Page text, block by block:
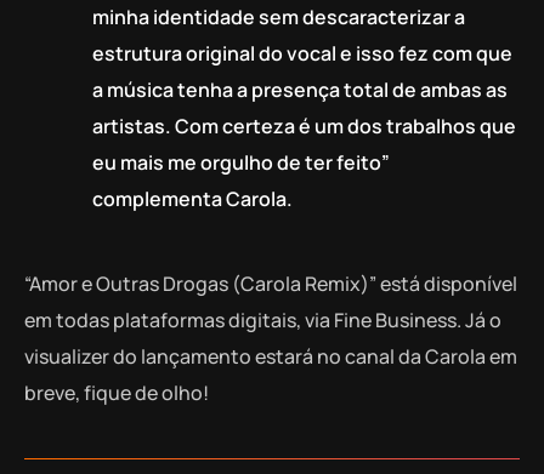
minha identidade sem descaracterizar a
estrutura original do vocal e isso fez com que
a música tenha a presença total de ambas as
artistas. Com certeza é um dos trabalhos que
eu mais me orgulho de ter feito”
complementa Carola.
“Amor e Outras Drogas (Carola Remix)” está disponível
em todas plataformas digitais, via Fine Business. Já o
visualizer do lançamento estará no canal da Carola em
breve, fique de olho!